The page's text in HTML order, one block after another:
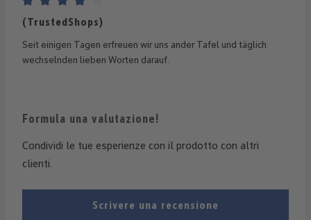
Formula una valutazione!
Condividi le tue esperienze con il prodotto con altri
clienti.
Scrivere una recensione
Recensione con valutazione di 4 su 5 stelle
(TrustedShops)
Seit einigen Tagen erfreuen wir uns ander Tafel und täglich
wechselnden lieben Worten darauf.